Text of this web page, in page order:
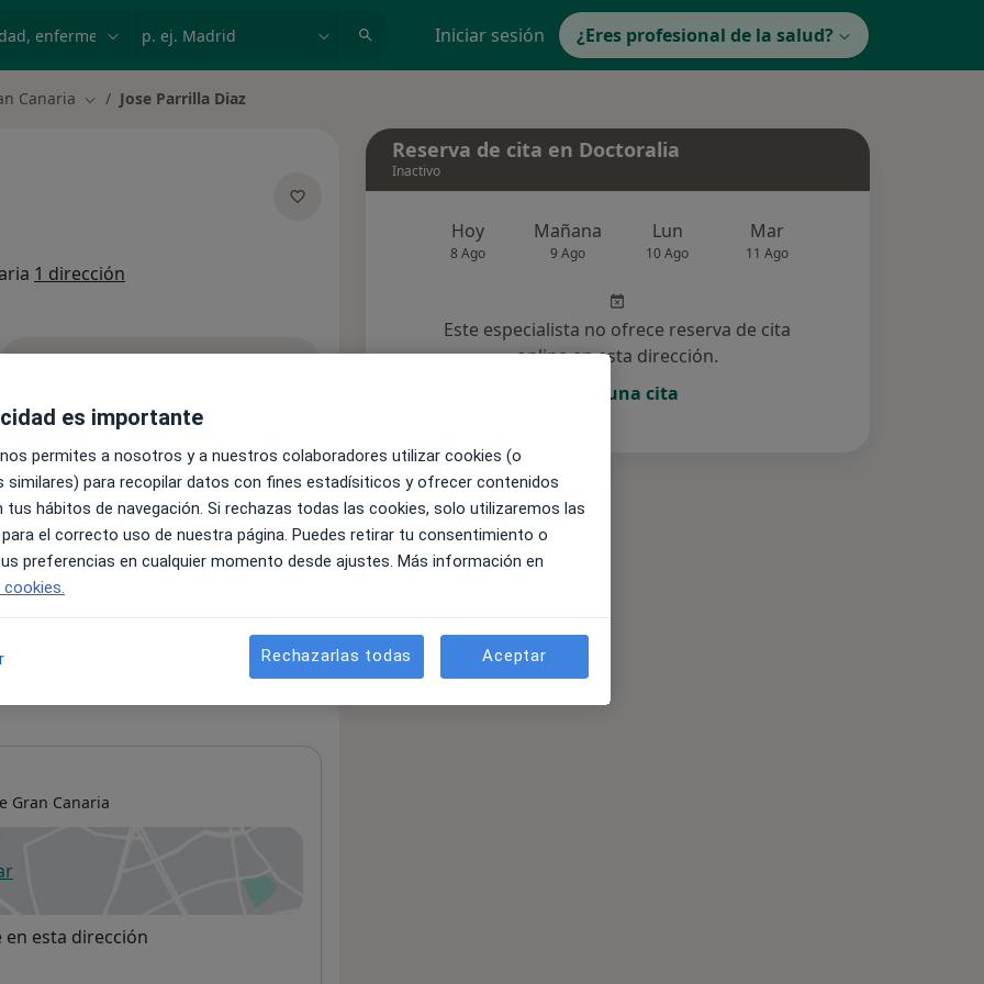
Iniciar sesión ¿Eres profesional de la salud?
Canaria Cambiar de ciudad
Jose Parrilla Diaz
1 dirección
Aseguradoras
y precios
sobre sus servicios
Gran Canaria
en una nueva pestaña
en esta dirección
Reserva de cita en Doctoralia
Inactivo
Hoy
8 Ago
Mañana
9 Ago
Lun
10 Ago
Mar
11 Ago
Este especialista no ofrece reserva de cita
online en esta dirección.
Pedir una cita
es importante
permites a nosotros y a nuestros colaboradores utilizar cookies (o
similares) para recopilar datos con fines estadísiticos y ofrecer contenidos
tus hábitos de navegación. Si rechazas todas las cookies, solo utilizaremos las
el correcto uso de nuestra página. Puedes retirar tu consentimiento o
preferencias en cualquier momento desde ajustes. Más información en
Rechazarlas todas Aceptar